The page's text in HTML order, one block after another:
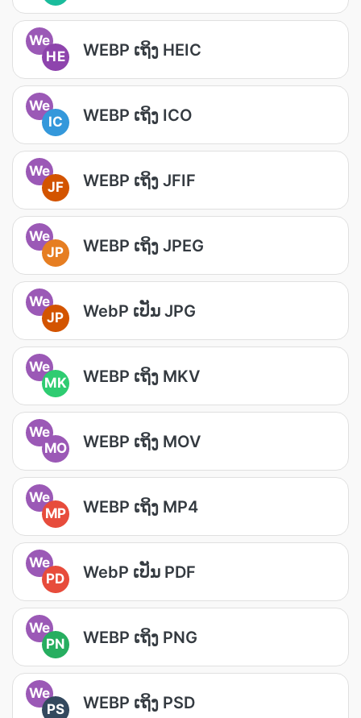
We
HE
WEBP ເຖິງ HEIC
We
IC
WEBP ເຖິງ ICO
We
JF
WEBP ເຖິງ JFIF
We
JP
WEBP ເຖິງ JPEG
We
JP
WebP ເປັນ JPG
We
MK
WEBP ເຖິງ MKV
We
MO
WEBP ເຖິງ MOV
We
MP
WEBP ເຖິງ MP4
We
PD
WebP ເປັນ PDF
We
PN
WEBP ເຖິງ PNG
We
PS
WEBP ເຖິງ PSD